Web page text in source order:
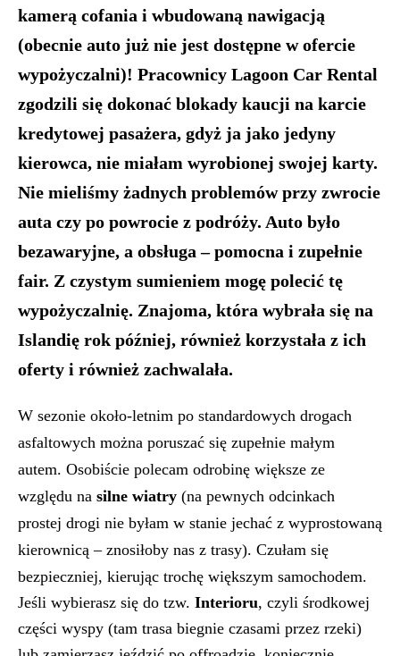
kamerą cofania i wbudowaną nawigacją
(obecnie auto już nie jest dostępne w ofercie
wypożyczalni)! Pracownicy Lagoon Car Rental
zgodzili się dokonać blokady kaucji na karcie
kredytowej pasażera, gdyż ja jako jedyny
kierowca, nie miałam wyrobionej swojej karty.
Nie mieliśmy żadnych problemów przy zwrocie
auta czy po powrocie z podróży. Auto było
bezawaryjne, a obsługa – pomocna i zupełnie
fair. Z czystym sumieniem mogę polecić tę
wypożyczalnię. Znajoma, która wybrała się na
Islandię rok później, również korzystała z ich
oferty i również zachwalała.
W sezonie około-letnim po standardowych drogach
asfaltowych można poruszać się zupełnie małym
autem. Osobiście polecam odrobinę większe ze
względu na silne wiatry (na pewnych odcinkach
prostej drogi nie byłam w stanie jechać z wyprostowaną
kierownicą – znosiłoby nas z trasy). Czułam się
bezpieczniej, kierując trochę większym samochodem.
Jeśli wybierasz się do tzw. Interioru, czyli środkowej
części wyspy (tam trasa biegnie czasami przez rzeki)